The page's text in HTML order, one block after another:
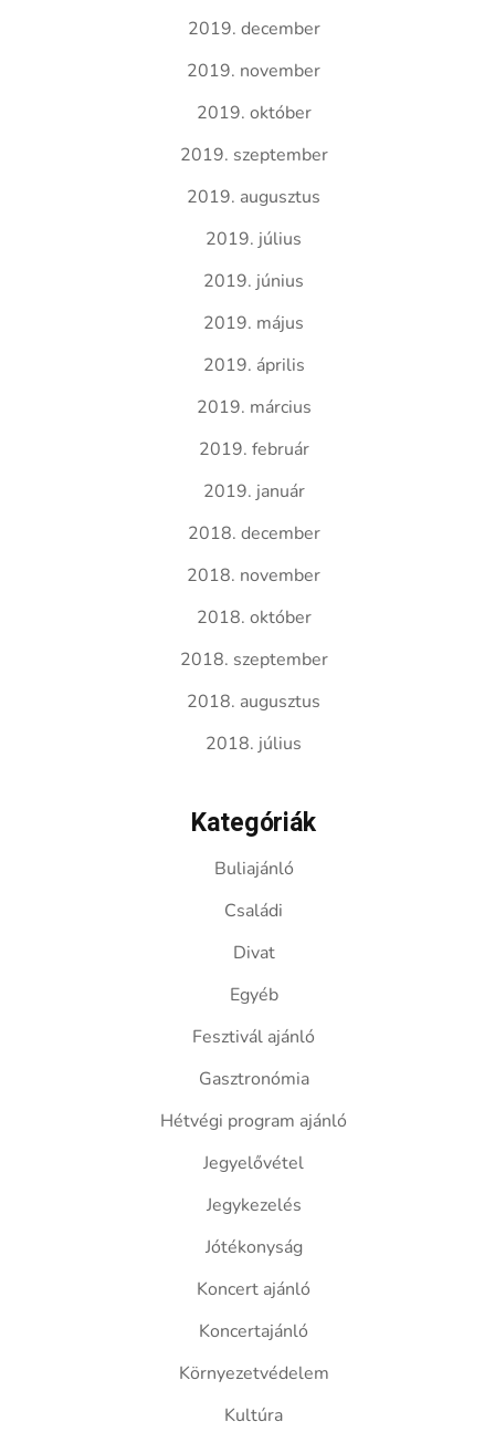
2019. december
2019. november
2019. október
2019. szeptember
2019. augusztus
2019. július
2019. június
2019. május
2019. április
2019. március
2019. február
2019. január
2018. december
2018. november
2018. október
2018. szeptember
2018. augusztus
2018. július
Kategóriák
Buliajánló
Családi
Divat
Egyéb
Fesztivál ajánló
Gasztronómia
Hétvégi program ajánló
Jegyelővétel
Jegykezelés
Jótékonyság
Koncert ajánló
Koncertajánló
Környezetvédelem
Kultúra